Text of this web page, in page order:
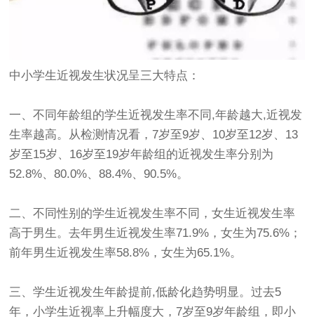
中小学生近视发生状况呈三大特点：
一、不同年龄组的学生近视发生率不同,年龄越大,近视发
生率越高。从检测情况看，7岁至9岁、10岁至12岁、13
岁至15岁、16岁至19岁年龄组的近视发生率分别为
52.8%、80.0%、88.4%、90.5%。
二、不同性别的学生近视发生率不同，女生近视发生率
高于男生。去年男生近视发生率71.9%，女生为75.6%；
前年男生近视发生率58.8%，女生为65.1%。
三、学生近视发生年龄提前,低龄化趋势明显。过去5
年，小学生近视率上升幅度大，7岁至9岁年龄组，即小